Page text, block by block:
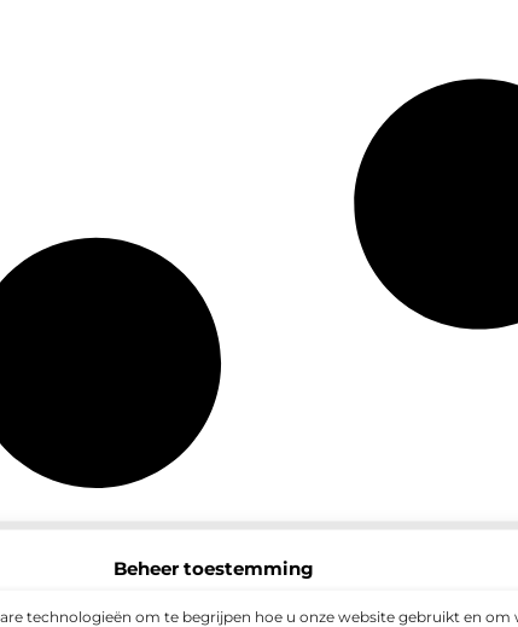
Beheer toestemming
technologieën om te begrijpen hoe u onze website gebruikt en om